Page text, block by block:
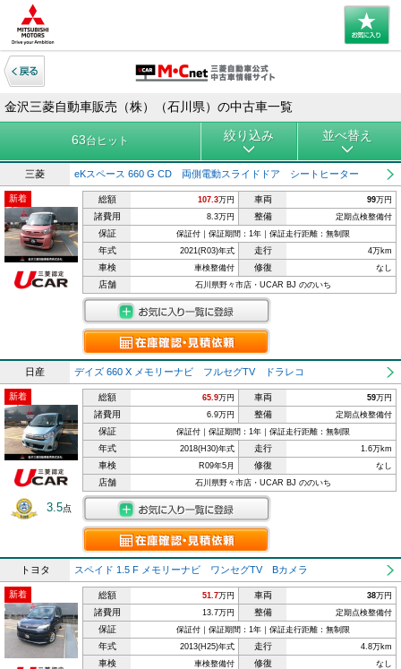
金沢三菱自動車販売（株）（石川県）の中古車一覧
63台ヒット 絞り込み 並べ替え
三菱 eKスペース 660 G CD 両側電動スライドドア シートヒーター
新着 総額 107.3万円 車両 99万円
諸費用 8.3万円 整備 定期点検整備付
保証 保証付｜保証期間：1年｜保証走行距離：無制限
年式 2021(R03)年式 走行 4万km
車検 車検整備付 修復 なし
店舗 石川県野々市店・UCAR BJ ののいち
日産 デイズ 660 X メモリーナビ フルセグTV ドラレコ
新着
3.5点
総額 65.9万円 車両 59万円
諸費用 6.9万円 整備 定期点検整備付
保証 保証付｜保証期間：1年｜保証走行距離：無制限
年式 2018(H30)年式 走行 1.6万km
車検 R09年5月 修復 なし
店舗 石川県野々市店・UCAR BJ ののいち
トヨタ スペイド 1.5 F メモリーナビ ワンセグTV Bカメラ
新着 総額 51.7万円 車両 38万円
諸費用 13.7万円 整備 定期点検整備付
保証 保証付｜保証期間：1年｜保証走行距離：無制限
年式 2013(H25)年式 走行 4.8万km
車検 車検整備付 修復 なし